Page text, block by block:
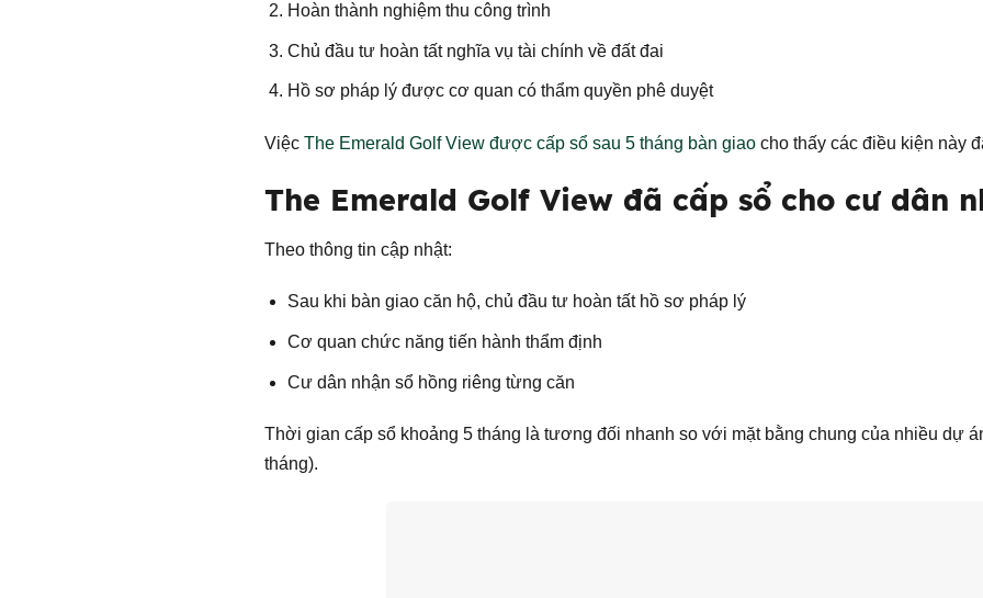
Hoàn thành nghiệm thu công trình
Chủ đầu tư hoàn tất nghĩa vụ tài chính về đất đai
Hồ sơ pháp lý được cơ quan có thẩm quyền phê duyệt
ViệcThe Emerald Golf View được cấp sổ sau 5 tháng bàn giao cho thấy các điều kiện này
The Emerald Golf View đã cấp sổ cho cư dân
Theo thông tin cập nhật:
Sau khi bàn giao căn hộ, chủ đầu tư hoàn tất hồ sơ pháp lý
Cơ quan chức năng tiến hành thẩm định
Cư dân nhận sổ hồng riêng từng căn
Thời gian cấp sổ khoảng 5 tháng là tương đối nhanh so với mặt bằng chung của nhiều dự
tháng).